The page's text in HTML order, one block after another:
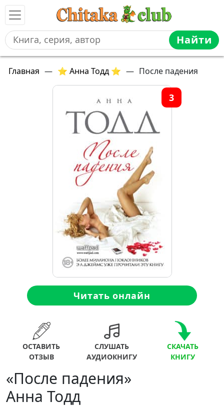
Найти
Главная — ⭐ Анна Тодд ⭐ — После падения
3
Читать онлайн
ОСТАВИТЬ
ОТЗЫВ
СЛУШАТЬ
АУДИОКНИГУ
СКАЧАТЬ
КНИГУ
«После падения»
Анна Тодд